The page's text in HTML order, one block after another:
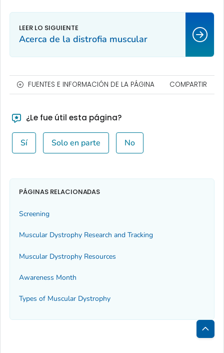
Acerca de la distrofia muscular
FUENTES E INFORMACIÓN DE LA PÁGINA COMPARTIR
¿Le fue útil esta página?
Sí Solo en parte No
PÁGINAS RELACIONADAS
Screening
Muscular Dystrophy Research and Tracking
Muscular Dystrophy Resources
Awareness Month
Types of Muscular Dystrophy